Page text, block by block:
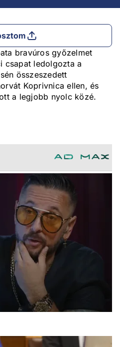
bravúros győzelmet
csapat ledolgozta a
összeszedett
Koprivnica ellen, és
a legjobb nyolc közé.